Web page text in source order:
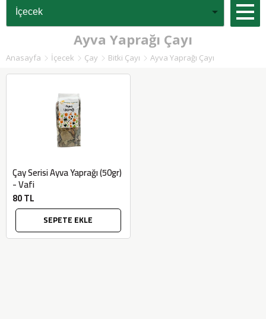
Ayva Yaprağı Çayı
Anasayfa İçecek Çay Bitki Çayı Ayva Yaprağı Çayı
Çay Serisi Ayva Yaprağı (50gr)
- Vafi
80 TL
SEPETE EKLE